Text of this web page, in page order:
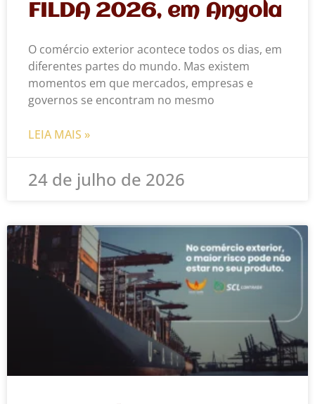
FILDA 2026, em Angola
O comércio exterior acontece todos os dias, em
diferentes partes do mundo. Mas existem
momentos em que mercados, empresas e
governos se encontram no mesmo
LEIA MAIS »
24 de julho de 2026